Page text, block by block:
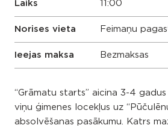
Laiks 11:00
Norises vieta Feimaņu
Ieejas maksa Bezmaksas
“Grāmatu starts” aicina 3-4
viņu ģimenes locekļus uz
absolvēšanas pasākumu. Katrs